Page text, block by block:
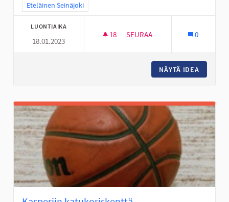
Rajaa tulokset teeman mukaan: Eteläinen Seinäjoki
Eteläinen Seinäjoki
LUONTIAIKA
18.01.2023
18 18 SEURAAJAA
SEURAA 0
NÄYTÄ IDEA